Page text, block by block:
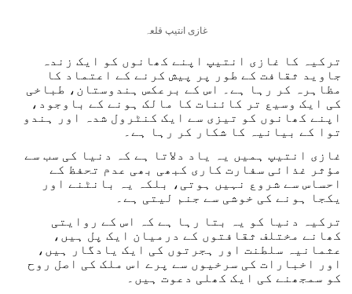
غازی انتیپ قلعہ
جاوید ثقافت کے طور پر پیش کرنے کے اعتماد کا
مظاہرہ کر رہا ہے۔ اس کے برعکس ہندوستان، طباخی
کی ایک وسیع تر کائنات کا مالک ہونے کے باوجود،
اپنے کھانوں کو تیزی سے ایک کنٹرول شدہ اور ہندو
توا کے بیانیہ کا شکار کر رہا ہے۔
غازی انتیپ ہمیں یہ یاد دلاتا ہے کہ دنیا کی سب سے
مؤثر غذائی سفارت کاری کبھی بھی عدم تحفظ کے
احساس سے شروع نہیں ہوتی، بلکہ یہ بانٹنے اور
یکجا ہونے کی خوشی سے جنم لیتی ہے۔
ترکیہ دنیا کو یہ بتا رہا ہے کہ اس کے روایتی
کھانے مختلف ثقافتوں کے درمیان ایک پل ہیں،
عثمانیہ سلطنت اور ہجرتوں کی ایک یادگار ہیں،
اور اخبارات کی سرخیوں سے پرے اس ملک کی اصل روح
کو سمجھنے کی ایک کھلی دعوت ہیں۔